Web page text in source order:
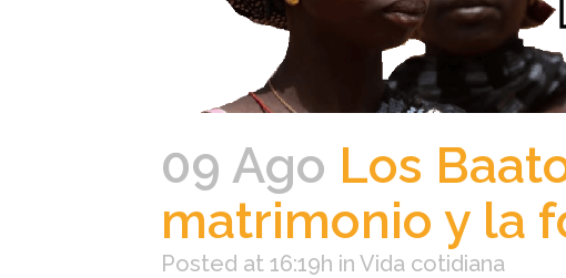
09 Ago Los
matrimonio y la
Posted at 16:19h in Vida cotidiana